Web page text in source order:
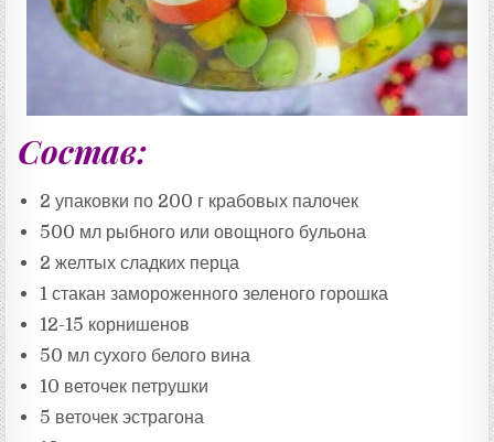
Состав:
2 упаковки по 200 г крабовых палочек
500 мл рыбного или овощного бульона
2 желтых сладких перца
1 стакан замороженного зеленого горошка
12-15 корнишенов
50 мл сухого белого вина
10 веточек петрушки
5 веточек эстрагона